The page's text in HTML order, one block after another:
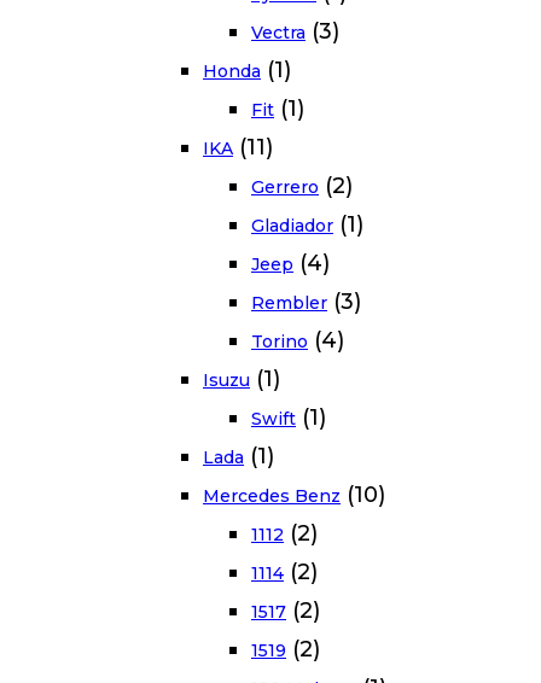
Vectra (3)
Honda (1)
Fit (1)
IKA (11)
Gerrero (2)
Gladiador (1)
Jeep (4)
Rembler (3)
Torino (4)
Isuzu (1)
Swift (1)
Lada (1)
Mercedes Benz (10)
1112 (2)
1114 (2)
1517 (2)
1519 (2)